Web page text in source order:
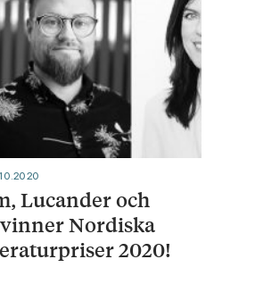
Lucander och
Nordiska
2020!